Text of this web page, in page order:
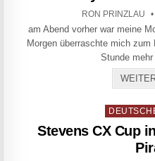
AUTHOR:
RON PRINZLAU
am Abend vorher war meine
Morgen überraschte mich
Stunde
Posted in
Stevens CX Cup